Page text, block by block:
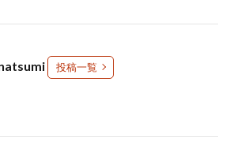
投稿一覧